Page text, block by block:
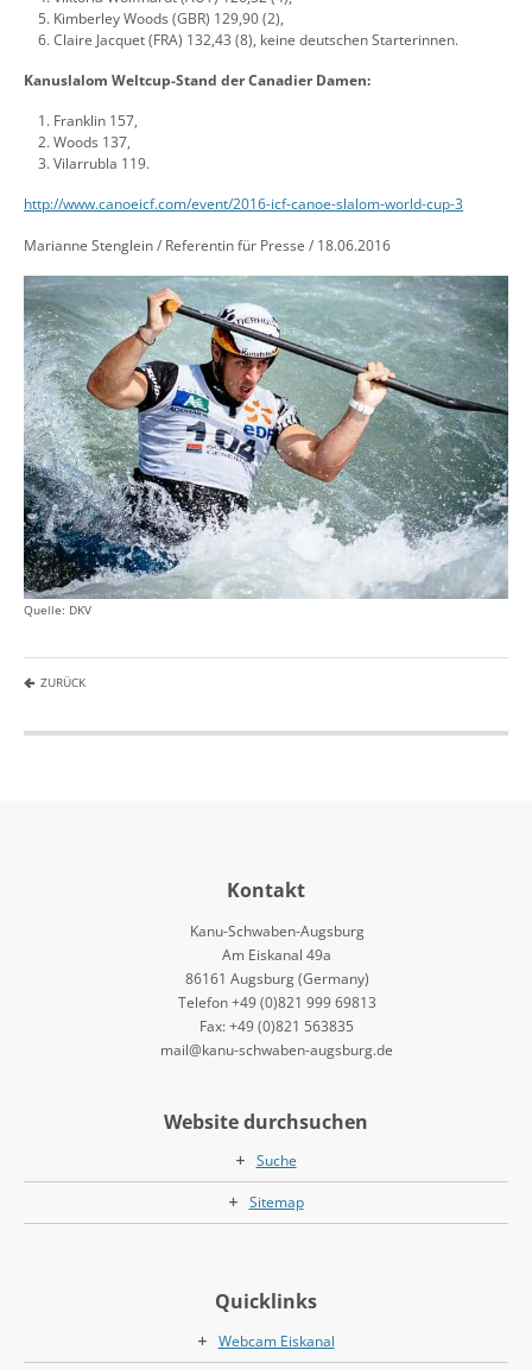
Kimberley Woods (GBR) 129,90 (2),
Claire Jacquet (FRA) 132,43 (8), keine deutschen Starterinnen.
Kanuslalom Weltcup-Stand der Canadier Damen:
Franklin 157,
Woods 137,
Vilarrubla 119.
http://www.canoeicf.com/event/2016-icf-canoe-slalom-world-cup-3
Marianne Stenglein / Referentin für Presse / 18.06.2016
Quelle: DKV
ZURÜCK
Kontakt
Kanu-Schwaben-Augsburg
Am Eiskanal 49a
86161 Augsburg (Germany)
Telefon +49 (0)821 999 69813
Fax: +49 (0)821 563835
mail@kanu-schwaben-augsburg.de
Website durchsuchen
Suche
Sitemap
Quicklinks
Webcam Eiskanal